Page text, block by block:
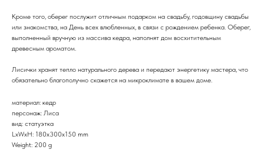
Кроме того, оберег послужит отличным подарком на свадьбу, годовщину свадьбы
или знакомства, на День всех влюбленных, в связи с рождением ребенка. Оберег,
выполненный вручную из массива кедра, наполнят дом восхитительным
древесным ароматом.
Лисички хранят тепло натурального дерева и передают энергетику мастера, что
обязательно благополучно скажется на микроклимате в вашем доме.
материал: кедр
персонаж: Лиса
вид: статуэтка
LxWxH: 180x300x150 mm
Weight: 200 g